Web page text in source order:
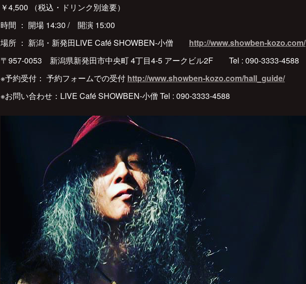
￥4,500 （税込・ドリンク別途要）
時間 ： 開場 14:30 / 開演 15:00
場所 ： 新潟・新発田LIVE Café SHOWBEN-小僧 http://www.showben-kozo.com/
〒957-0053 新潟県新発田市中央町 4丁目4-5 アークビル2F Tel : 090-3333-4588
※予約受付： 予約フォームでの受付 http://www.showben-kozo.com/hall_guide/
※お問い合わせ：LIVE Café SHOWBEN-小僧 Tel : 090-3333-4588